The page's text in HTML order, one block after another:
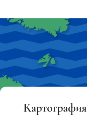
Картография